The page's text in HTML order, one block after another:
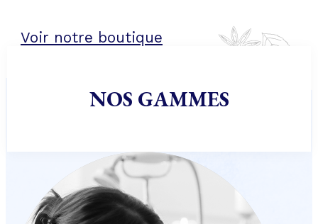
Voir notre boutique
NOS GAMMES